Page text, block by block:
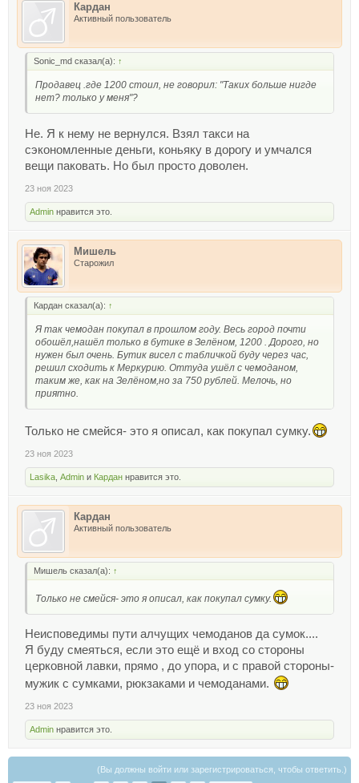
Кардан
Активный пользователь
Sonic_md сказал(а): ↑
Продавец .где 1200 стоил, не говорил: "Таких больше нигде
нет? только у меня"?
Не. Я к нему не вернулся. Взял такси на
сэкономленные деньги, коньяку в дорогу и умчался
вещи паковать. Но был просто доволен.
23 ноя 2023
Admin нравится это.
Мишель
Старожил
Кардан сказал(а): ↑
Я так чемодан покупал в прошлом году. Весь город почти
обошёл,нашёл только в бутике в Зелёном, 1200 . Дорого, но
нужен был очень. Бутик висел с табличкой буду через час,
решил сходить к Меркурию. Оттуда ушёл с чемоданом,
таким же, как на Зелёном,но за 750 рублей. Мелочь, но
приятно.
Только не смейся- это я описал, как покупал сумку.
23 ноя 2023
Lasika Admin и Кардан нравится это.
Кардан
Активный пользователь
Мишель сказал(а): ↑
Только не смейся- это я описал, как покупал сумку.
Неисповедимы пути алчущих чемоданов да сумок....
Я буду смеяться, если это ещё и вход со стороны
церковной лавки, прямо , до упора, и с правой стороны-
мужик с сумками, рюкзаками и чемоданами.
23 ноя 2023
Admin нравится это.
(Вы должны войти или зарегистрироваться, чтобы ответить.)